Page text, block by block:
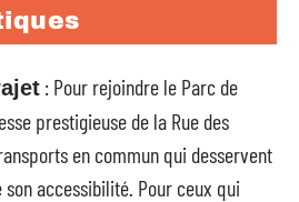
: Pour rejoindre le Parc de
prestigieuse de la Rue des
en commun qui desservent
accessibilité. Pour ceux qui